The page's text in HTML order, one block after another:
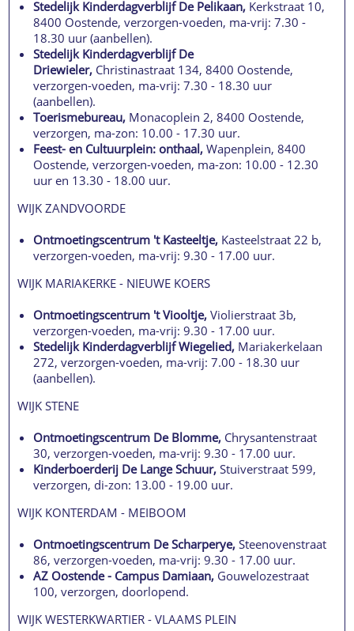
Stedelijk Kinderdagverblijf De Pelikaan, Kerkstraat 10,
8400 Oostende, verzorgen-voeden, ma-vrij: 7.30 -
18.30 uur (aanbellen).
Stedelijk Kinderdagverblijf De
Driewieler, Christinastraat 134, 8400 Oostende,
verzorgen-voeden, ma-vrij: 7.30 - 18.30 uur
(aanbellen).
Toerismebureau, Monacoplein 2, 8400 Oostende,
verzorgen, ma-zon: 10.00 - 17.30 uur.
Feest- en Cultuurplein: onthaal,Wapenplein, 8400
Oostende, verzorgen-voeden, ma-zon: 10.00 - 12.30
uur en 13.30 - 18.00 uur.
WIJK ZANDVOORDE
Ontmoetingscentrum 't Kasteeltje, Kasteelstraat 22 b,
verzorgen-voeden, ma-vrij: 9.30 - 17.00 uur.
WIJK MARIAKERKE - NIEUWE KOERS
Ontmoetingscentrum 't Viooltje,Violierstraat 3b,
verzorgen-voeden, ma-vrij: 9.30 - 17.00 uur.
Stedelijk Kinderdagverblijf Wiegelied, Mariakerkelaan
272, verzorgen-voeden, ma-vrij: 7.00 - 18.30 uur
(aanbellen).
WIJK STENE
Ontmoetingscentrum De Blomme, Chrysantenstraat
30, verzorgen-voeden, ma-vrij: 9.30 - 17.00 uur.
Kinderboerderij De Lange Schuur,Stuiverstraat 599,
verzorgen, di-zon: 13.00 - 19.00 uur.
WIJK KONTERDAM - MEIBOOM
Ontmoetingscentrum De Scharperye,Steenovenstraat
86, verzorgen-voeden, ma-vrij: 9.30 - 17.00 uur.
AZ Oostende - Campus Damiaan, Gouwelozestraat
100, verzorgen, doorlopend.
WIJK WESTERKWARTIER - VLAAMS PLEIN